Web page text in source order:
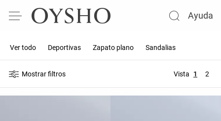
Ayuda
Ver todo Deportivas Zapato plano Sandalias
Mostrar filtros Vista 1 2